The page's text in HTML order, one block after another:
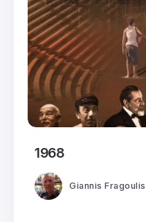
1968
Giannis Fragoulis